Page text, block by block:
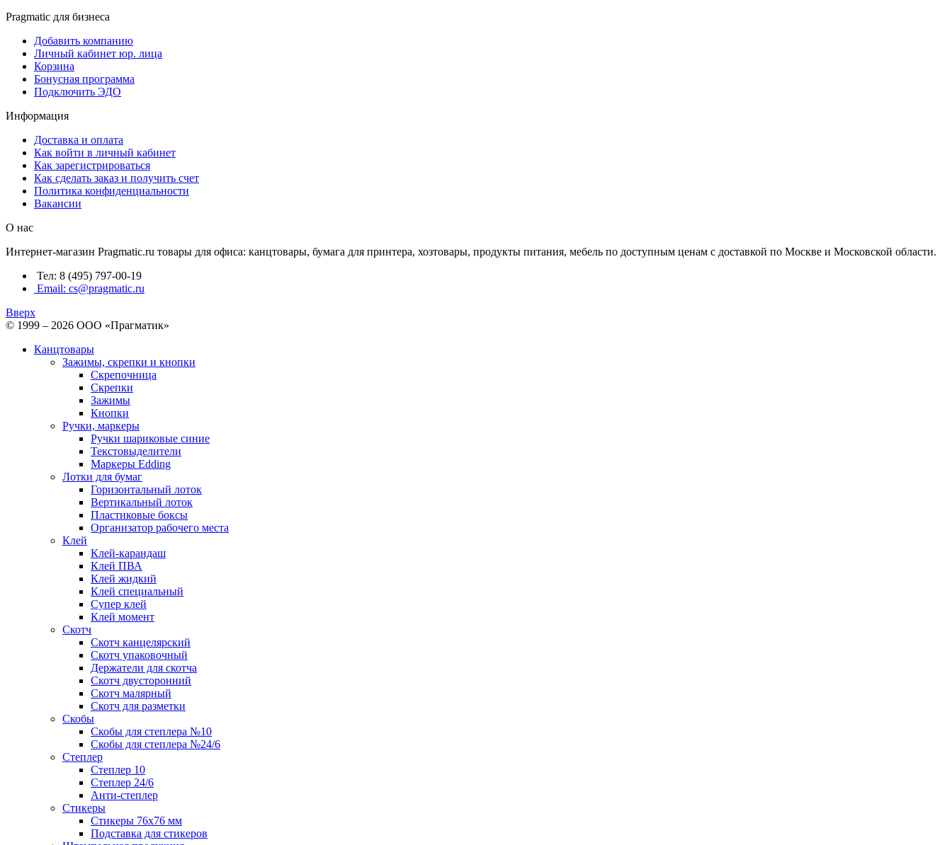
Pragmatic для бизнеса
Добавить компанию
Личный кабинет юр. лица
Корзина
Бонусная программа
Подключить ЭДО
Информация
Доставка и оплата
Как войти в личный кабинет
Как зарегистрироваться
Как сделать заказ и получить счет
Политика конфиденциальности
Вакансии
О нас
Интернет-магазин Pragmatic.ru товары для офиса: канцтовары, бумага для принтера, хозтовары, продукты питания, мебель по доступным ценам с доставкой по Москве и Московской области.
Тел: 8 (495) 797-00-19
Email: cs@pragmatic.ru
Вверх
© 1999 – 2026 ООО «Прагматик»
Канцтовары
Зажимы, скрепки и кнопки
Скрепочница
Скрепки
Зажимы
Кнопки
Ручки, маркеры
Ручки шариковые синие
Текстовыделители
Маркеры Edding
Лотки для бумаг
Горизонтальный лоток
Вертикальный лоток
Пластиковые боксы
Организатор рабочего места
Клей
Клей-карандаш
Клей ПВА
Клей жидкий
Клей специальный
Супер клей
Клей момент
Скотч
Скотч канцелярский
Скотч упаковочный
Держатели для скотча
Скотч двусторонний
Скотч малярный
Скотч для разметки
Скобы
Скобы для степлера №10
Скобы для степлера №24/6
Степлер
Степлер 10
Степлер 24/6
Анти-степлер
Стикеры
Стикеры 76x76 мм
Подставка для стикеров